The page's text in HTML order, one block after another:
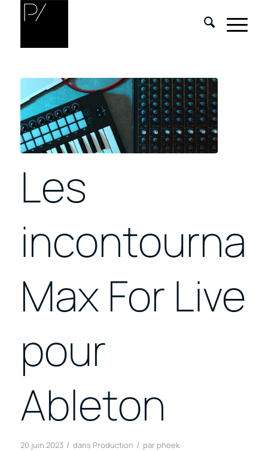
Les
Max For Live
pour
Ableton
20 juin 2023 / dans Production / par pheek